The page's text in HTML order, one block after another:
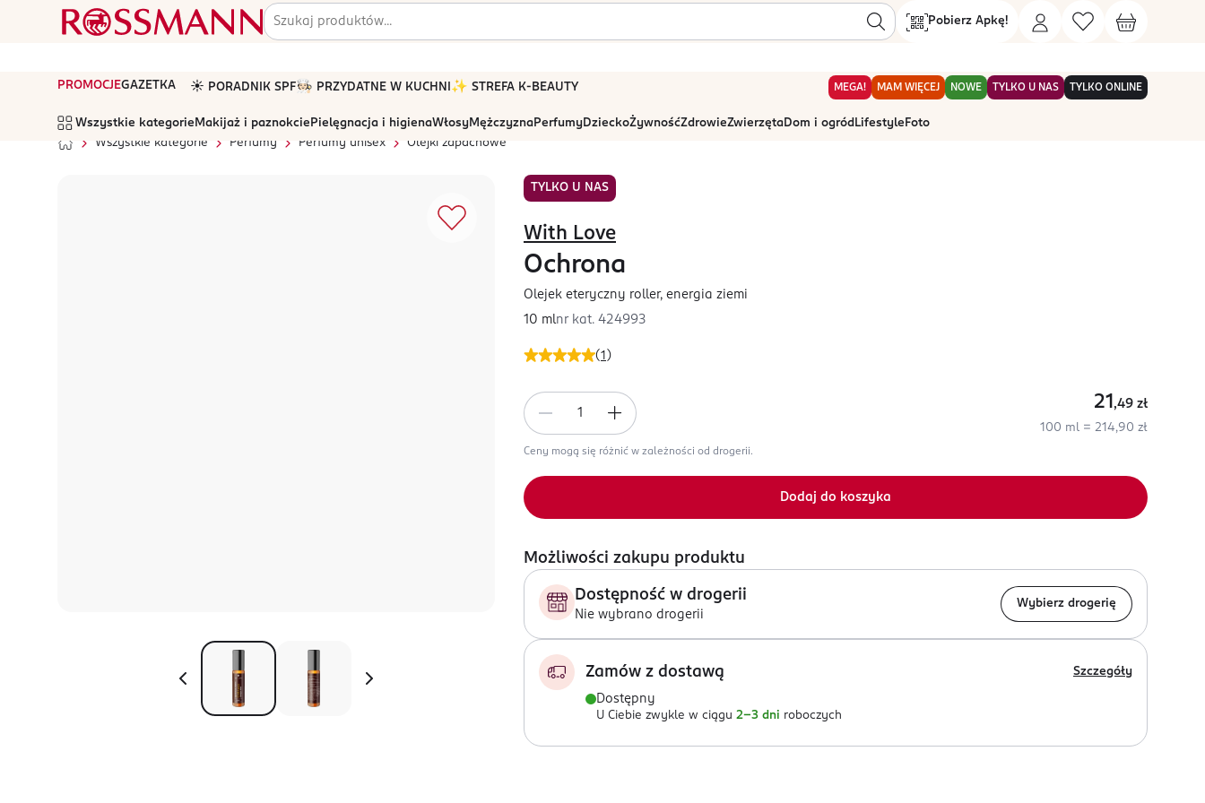
Pobierz Apkę!
PROMOCJEGAZETKA ☀️ PORADNIK SPF🧑🏻‍🍳 PRZYDATNE W KUCHNI ✨ STREFA K-BEAUTY MEGA! MAM WIĘCEJ NOWE TYLKO U NAS TYLKO ONLINE
Wszystkie kategorie Makijaż i paznokcie Pielęgnacja i higienaWłosyMężczyznaPerfumyDzieckoŻywnośćZdrowieZwierzętaDom i ogród Lifestyle Foto
Wszystkie kategorie
Perfumy Perfumy unisex Olejki zapachowe
TYLKO U NAS
(1 )
With Love
Ochrona
Olejek eteryczny roller, energia ziemi
10 mlnr kat. 424993
21 ,49 zł
100 ml = 214,90 zł
Ceny mogą się różnić w zależności od drogerii.
Dodaj do koszyka
Możliwości zakupu produktu
Dostępność w drogerii
Nie wybrano drogerii
Wybierz drogerię
Zamów z dostawą Szczegóły
Dostępny
U Ciebie zwykle w ciągu 2-3 dni roboczych